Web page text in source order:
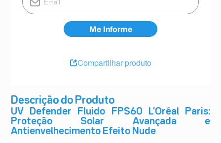
Descrição do Produto
UV Defender Fluido FPS60 L’Oréal Paris:
Proteção Solar Avançada e
Antienvelhecimento Efeito Nude
Compartilhar produto